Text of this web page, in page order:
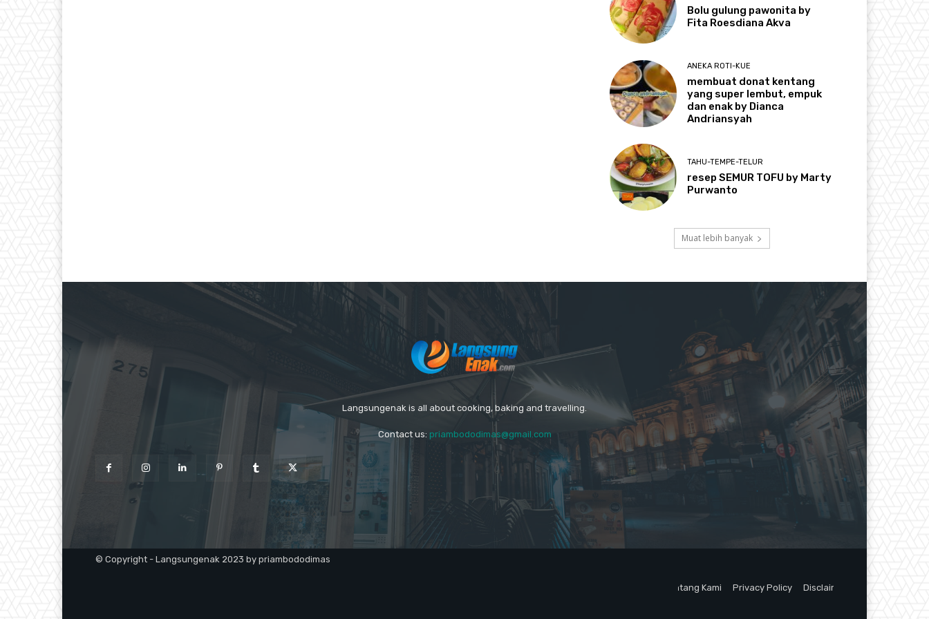
Bolu gulung pawonita by
Fita Roesdiana Akva
ANEKA ROTI-KUE
membuat donat kentang
yang super lembut, empuk
dan enak by Dianca
Andriansyah
TAHU-TEMPE-TELUR
resep SEMUR TOFU by Marty
Purwanto
Muat lebih banyak
Langsungenak is all about cooking, baking and travelling.
Contact us: priambododimas@gmail.com
© Copyright - Langsungenak 2023 by priambododimas
Tentang Kami Privacy Policy Disclaimer